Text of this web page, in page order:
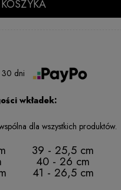
30 dni
wkładek:
dla wszystkich produktów.
39 - 25,5 cm
40 - 26 cm
41 - 26,5 cm